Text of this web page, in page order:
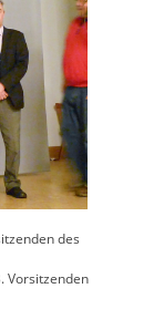
des
Vorsitzenden